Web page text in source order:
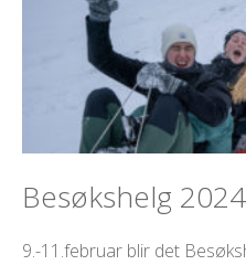
Besøkshelg 2024
9.-11.februar blir det